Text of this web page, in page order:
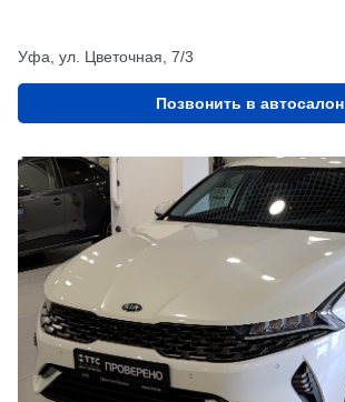
Уфа, ул. Цветочная, 7/3
Позвонить в автосалон